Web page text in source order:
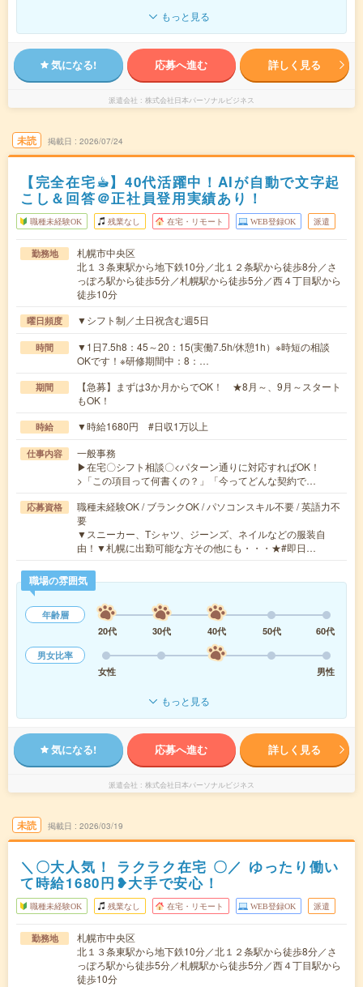
もっと見る
気になる! 応募へ進む 詳しく見る
派遣会社 株式会社日本パーソナルビジネス
未読 掲載日 2026/07/24
【完全在宅☕︎】40代活躍中！AIが自動で文字起
こし＆回答＠正社員登用実績あり！
職種未経験OK 残業なし 在宅・リモート WEB登録OK 派遣
勤務地
札幌市中央区
北１３条東駅から地下鉄10分／北１２条駅から徒歩8分／さ
っぽろ駅から徒歩5分／札幌駅から徒歩5分／西４丁目駅から
徒歩10分
曜日頻度 ▼シフト制／土日祝含む週5日
時間
▼1日7.5h8：45～20：15(実働7.5h/休憩1h）※時短の相談
OKです！※研修期間中：8：…
期間
【急募】まずは3か月からでOK！ ★8月～、9月～スタート
もOK！
時給 ▼時給1680円 #日収1万以上
仕事内容
一般事務
▶在宅〇シフト相談〇<パターン通りに対応すればOK！
>「この項目って何書くの？」「今ってどんな契約で…
応募資格
職種未経験OK / ブランクOK / パソコンスキル不要 / 英語力不
要
▼スニーカー、Tシャツ、ジーンズ、ネイルなどの服装自
由！▼札幌に出勤可能な方その他にも・・・★#即日…
職場の雰囲気
年齢層
20代
30代 40代 50代
60代
男女比率
女性
男性
もっと見る
気になる! 応募へ進む 詳しく見る
派遣会社 株式会社日本パーソナルビジネス
未読 掲載日 2026/03/19
＼〇大人気！ ラクラク在宅 〇／ ゆったり働い
て時給1680円❥大手で安心！
職種未経験OK 残業なし 在宅・リモート WEB登録OK 派遣
勤務地
札幌市中央区
北１３条東駅から地下鉄10分／北１２条駅から徒歩8分／さ
っぽろ駅から徒歩5分／札幌駅から徒歩5分／西４丁目駅から
徒歩10分